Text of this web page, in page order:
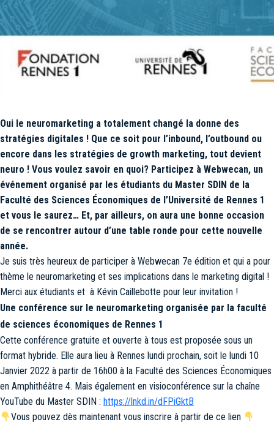
Oui le neuromarketing a totalement changé la donne des
stratégies digitales ! Que ce soit pour l’inbound, l’outbound ou
encore dans les stratégies de growth marketing, tout devient
neuro ! Vous voulez savoir en quoi? Participez à Webwecan, un
événement organisé par les étudiants du Master SDIN de la
Faculté des Sciences Économiques de l’Université de Rennes 1
et vous le saurez… Et, par ailleurs, on aura une bonne occasion
de se rencontrer autour d’une table ronde pour cette nouvelle
année.
Je suis très heureux de participer à Webwecan 7e édition et qui a pour
thème le neuromarketing et ses implications dans le marketing digital !
Merci aux étudiants et à Kévin Caillebotte pour leur invitation !
Une conférence sur le neuromarketing organisée par la faculté
de sciences économiques de Rennes 1
Cette conférence gratuite et ouverte à tous est proposée sous un
format hybride. Elle aura lieu à Rennes lundi prochain, soit le lundi 10
Janvier 2022 à partir de 16h00 à la Faculté des Sciences Économiques
en Amphithéâtre 4. Mais également en visioconférence sur la chaîne
YouTube du Master SDIN : https://lnkd.in/dFPiGktB
Vous pouvez dès maintenant vous inscrire à partir de ce lien